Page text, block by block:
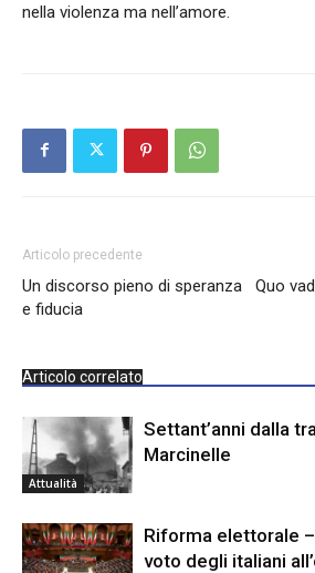
nella violenza ma nell’amore.
Articolo precedente
Un discorso pieno di speranza
e fiducia
Quo
Articolo correlato
Attualità
Settant’anni dalla
Marcinelle
Riforma elettorale
voto degli italiani